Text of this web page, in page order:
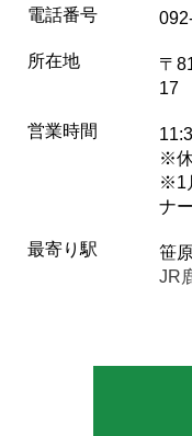
電話番号
所在地
〒
17
営業時間
※
※1
ナ
最寄り駅
笹
JR